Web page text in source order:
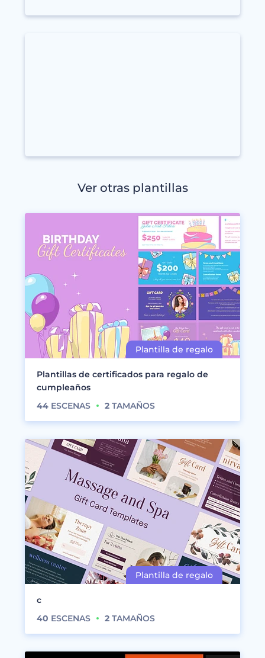
Ver otras plantillas
Plantillas de certificados para regalo de
cumpleaños
44 ESCENAS 2 TAMAÑOS
c
40 ESCENAS 2 TAMAÑOS